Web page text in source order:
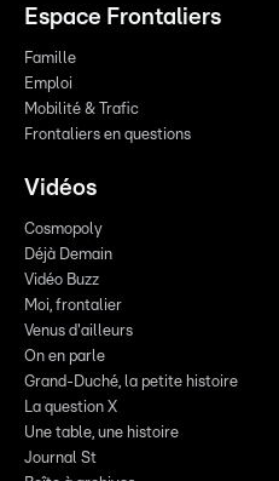
Espace Frontaliers
Famille
Emploi
Mobilité & Trafic
Frontaliers en questions
Vidéos
Cosmopoly
Déjà Demain
Vidéo Buzz
Moi, frontalier
Venus d'ailleurs
On en parle
Grand-Duché, la petite histoire
La question X
Une table, une histoire
Journal St